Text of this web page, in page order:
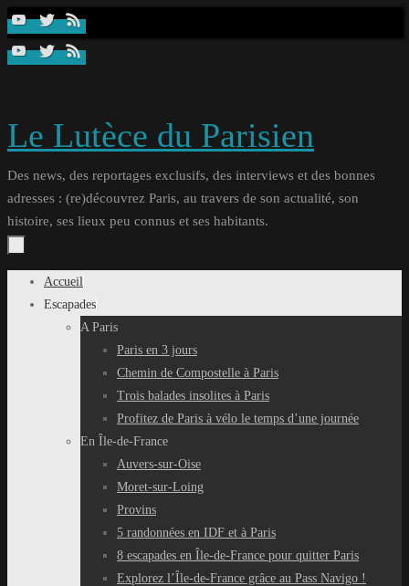
Passer
contenu
Le Lutèce du Parisien
Des news, des reportages exclusifs, des interviews et des bonnes
adresses : (re)découvrez Paris, au travers de son actualité, son
histoire, ses lieux peu connus et ses habitants.
Passer
Accueil
Escapades
A Paris
Paris en 3 jours
Chemin de Compostelle à Paris
Trois balades insolites à Paris
Profitez de Paris à vélo le temps d’une journée
En Île-de-France
Auvers-sur-Oise
Moret-sur-Loing
Provins
5 randonnées en IDF et à Paris
8 escapades en Île-de-France pour quitter Paris
Explorez l’Île-de-France grâce au Pass Navigo !